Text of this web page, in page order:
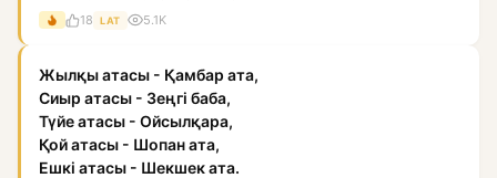
18 LAT 5.1K
Жылқы атасы - Қамбар ата,
Сиыр атасы - Зеңгі баба,
Түйе атасы - Ойсылқара,
Қой атасы - Шопан ата,
Ешкі атасы - Шекшек ата.